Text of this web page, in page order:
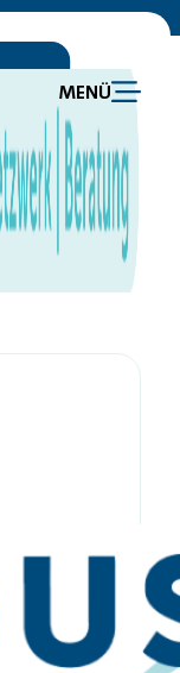
MENÜ